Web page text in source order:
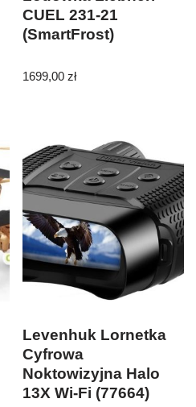
CUEL 231-21
(SmartFrost)
1699,00zł
Levenhuk Lornetka
Cyfrowa
Noktowizyjna Halo
13X Wi-Fi (77664)